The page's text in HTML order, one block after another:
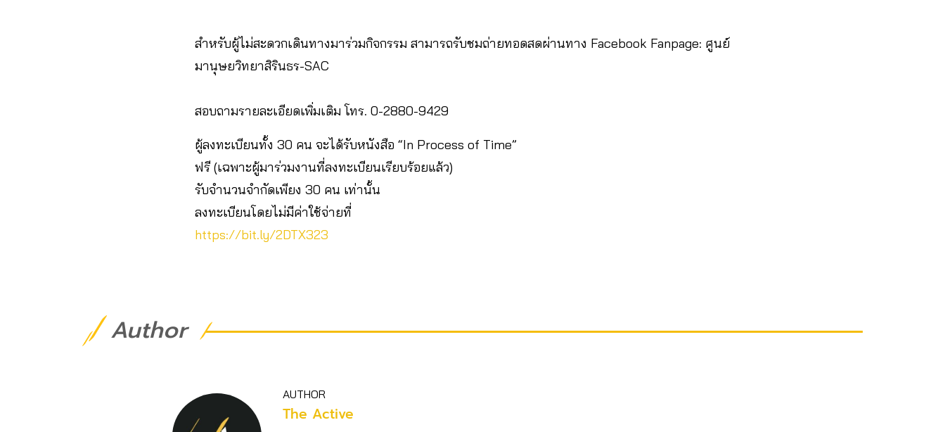
สำหรับผู้ไม่สะดวกเดินทางมาร่วมกิจกรรม สามารถรับชมถ่ายทอดสดผ่านทาง Facebook Fanpage: ศูนย์
มานุษยวิทยาสิรินธร-SAC
สอบถามรายละเอียดเพิ่มเติม โทร. 0-2880-9429
ผู้ลงทะเบียนทั้ง 30 คน จะได้รับหนังสือ “In Process of Time”
ฟรี (เฉพาะผู้มาร่วมงานที่ลงทะเบียนเรียบร้อยแล้ว)
รับจำนวนจำกัดเพียง 30 คน เท่านั้น
ลงทะเบียนโดยไม่มีค่าใช้จ่ายที่
https://bit.ly/2DTX323
Author
AUTHOR
The Active